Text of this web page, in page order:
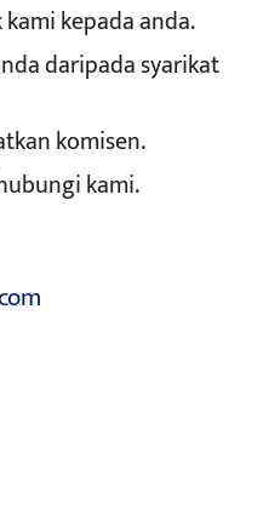
kepada anda.
daripada syarikat
komisen.
kami.